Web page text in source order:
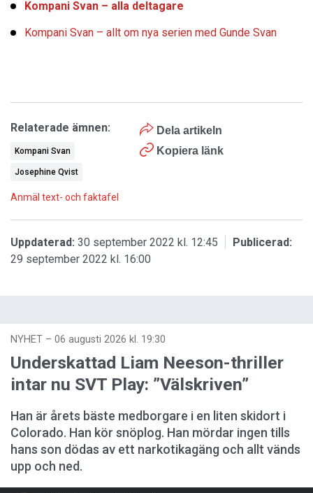
Kompani Svan – alla deltagare
Kompani Svan – allt om nya serien med Gunde Svan
Dela artikeln
Kopiera länk
Relaterade ämnen:
Kompani Svan
Josephine Qvist
Anmäl text- och faktafel
Uppdaterad: 30 september 2022 kl. 12:45
Publicerad:
29 september 2022 kl. 16:00
NYHET – 06 augusti 2026 kl. 19:30
Underskattad Liam Neeson-thriller
intar nu SVT Play: ”Välskriven”
Han är årets bäste medborgare i en liten skidort i
Colorado. Han kör snöplog. Han mördar ingen tills
hans son dödas av ett narkotikagäng och allt vänds
upp och ned.